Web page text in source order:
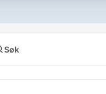
Søk